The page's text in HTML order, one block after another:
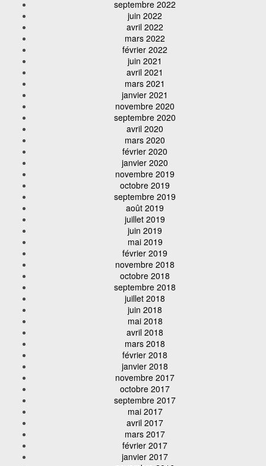
septembre 2022
juin 2022
avril 2022
mars 2022
février 2022
juin 2021
avril 2021
mars 2021
janvier 2021
novembre 2020
septembre 2020
avril 2020
mars 2020
février 2020
janvier 2020
novembre 2019
octobre 2019
septembre 2019
août 2019
juillet 2019
juin 2019
mai 2019
février 2019
novembre 2018
octobre 2018
septembre 2018
juillet 2018
juin 2018
mai 2018
avril 2018
mars 2018
février 2018
janvier 2018
novembre 2017
octobre 2017
septembre 2017
mai 2017
avril 2017
mars 2017
février 2017
janvier 2017